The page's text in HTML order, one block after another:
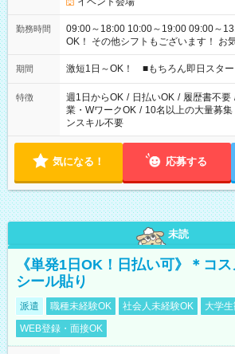
勤務時間
09:00～18:00 10:00～19:00 09:00～13:00 …など1日4
OK！ その他シフトもございます！
期間 激短1日～OK！ ■もちろん即日スタ
特徴 週1日からOK / 日払いOK / 履歴書不要
業・WワークOK / 10名以上の大量募集
ンスキル不要
気になる！ 応募する
未読
《単発1日OK！日払い可》＊コ
シール貼り
派遣 職種未経験OK 社会人未経験OK 大学
WEB登録・面接OK